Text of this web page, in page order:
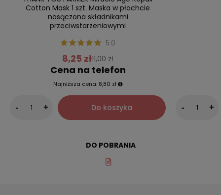
Cotton Mask 1 szt. Maska w płachcie
nasączona składnikami
przeciwstarzeniowymi
5.0
8,25 zł11,00 zł
Cena na telefon
Najniższa cena: 8,80 zł
- + Do koszyka - +
DO POBRANIA